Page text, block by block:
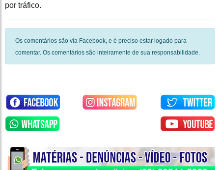
por tráfico.
Os comentários são via Facebook, e é preciso estar logado para
comentar. Os comentários são inteiramente de sua responsabilidade.